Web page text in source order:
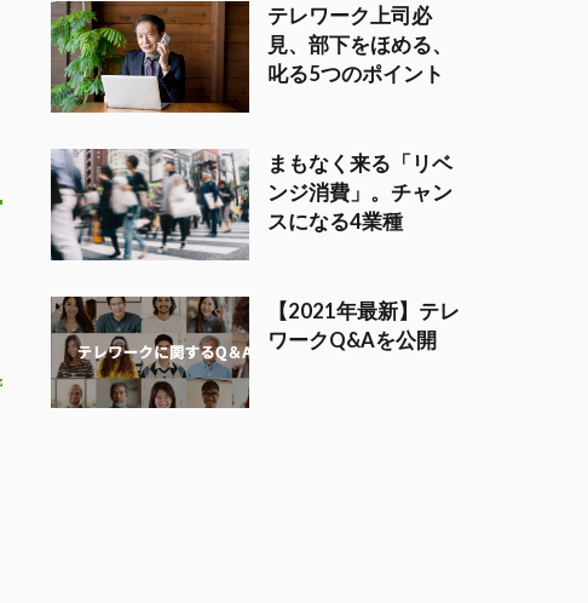
テレワーク上司必
見、部下をほめる、
叱る5つのポイント
まもなく来る「リベ
ンジ消費」。チャン
スになる4業種
【2021年最新】テレ
ワークQ&Aを公開